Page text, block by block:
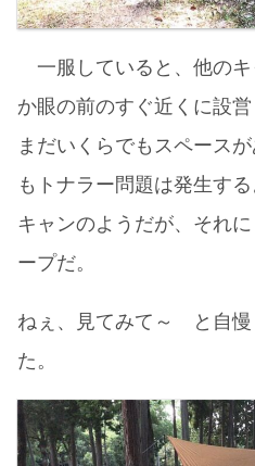
一服していると、他の
か眼の前のすぐ近くに設
まだいくらでもスペース
もトナラー問題は発生す
キャンのようだが、それ
ープだ。
ねぇ、見てみて～ と自慢
た。